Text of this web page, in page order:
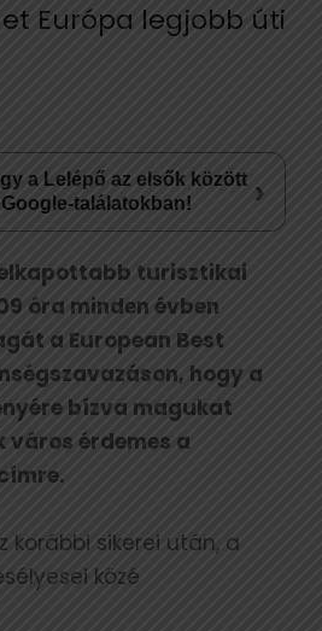
Európa legjobb úti
a Lelépő az elsők között
Google-találatokban!
›
turisztikai
óra minden évben
a European Best
hogy a
bízva magukat
város érdemes a
korábbi sikerei után, a
közé